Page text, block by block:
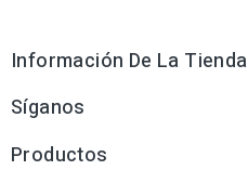
Información De La Tienda
Síganos
Productos